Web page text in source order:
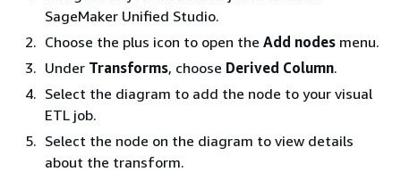
SageMaker Unified Studio.
Choose the plus icon to open the Add nodes menu.
Under Transforms, choose Derived Column.
Select the diagram to add the node to your visual
ETL job.
Select the node on the diagram to view details
about the transform.